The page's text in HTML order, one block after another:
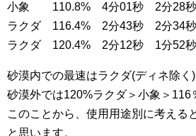
小象 110.8% 4分01秒 2分28秒
ラクダ 116.4% 2分43秒 2分34秒
ラクダ 120.4% 2分12秒 1分52秒
砂漠内での最速はラクダ(ディネ除く)
砂漠外では120%ラクダ＞小象＞116
このことから、使用用途別に考える
と思います。